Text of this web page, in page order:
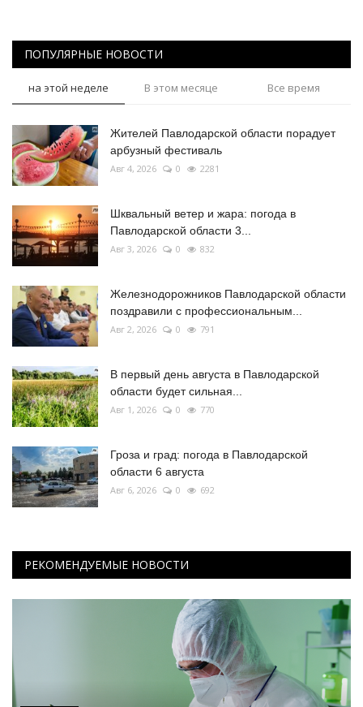
ПОПУЛЯРНЫЕ НОВОСТИ
на этой неделе В этом месяце Все время
Жителей Павлодарской области порадует
арбузный фестиваль
Авг 4, 2026 0 2281
Шквальный ветер и жара: погода в
Павлодарской области 3...
Авг 3, 2026 0 832
Железнодорожников Павлодарской области
поздравили с профессиональным...
Авг 2, 2026 0 791
В первый день августа в Павлодарской
области будет сильная...
Авг 1, 2026 0 770
Гроза и град: погода в Павлодарской
области 6 августа
Авг 6, 2026 0 692
РЕКОМЕНДУЕМЫЕ НОВОСТИ